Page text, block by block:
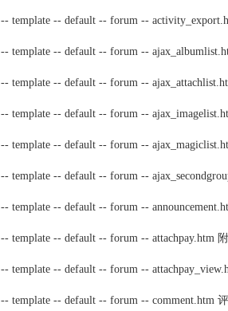
| -- template -- default -- forum --
| -- template -- default -- forum --
| -- template -- default -- forum --
| -- template -- default -- forum --
| -- template -- default -- forum --
| -- template -- default -- forum --
| -- template -- default -- forum --
| -- template -- default -- forum -- attachpay.htm
| -- template -- default -- forum --
| -- template -- default -- forum -- comment.htm